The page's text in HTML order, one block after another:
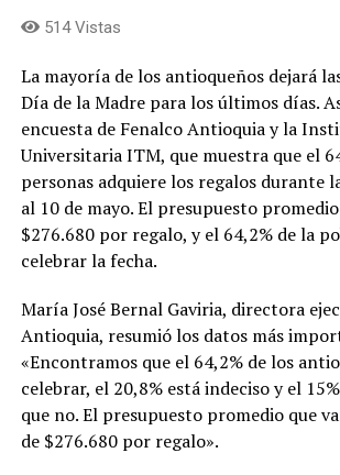
514 Vistas
La mayoría de los antioqueños dejará
Día de la Madre para los últimos días.
encuesta de Fenalco Antioquia y la
Universitaria ITM, que muestra que el
personas adquiere los regalos durante
al 10 de mayo. El presupuesto
$276.680 por regalo, y el 64,2% de la
celebrar la fecha.
María José Bernal Gaviria, directora
Antioquia, resumió los datos más
«Encontramos que el 64,2% de los
celebrar, el 20,8% está indeciso y el
que no. El presupuesto promedio que
de $276.680 por regalo».